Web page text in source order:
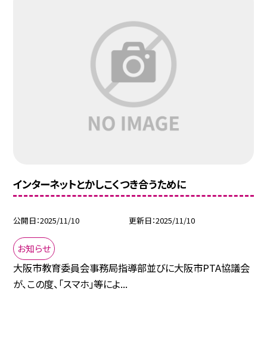
インターネットとかしこくつき合うために
公開日 2025/11/10 更新日 2025/11/10
お知らせ
大阪市教育委員会事務局指導部並びに大阪市PTA協議会
が、この度、「スマホ」等によ...